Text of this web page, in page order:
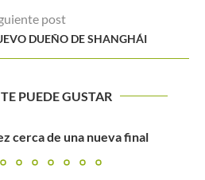
post
DUEÑO DE SHANGHÁI
PUEDE GUSTAR